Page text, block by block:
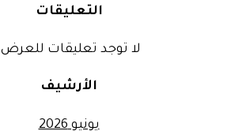
التعليقات
لا توجد تعليقات
الأرشيف
يونيو 2026